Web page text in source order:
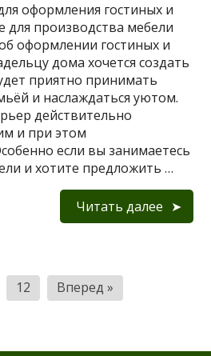
оформления гостиных и
для производства мебели
оформлении гостиных и
дома хочется создать
приятно принимать
и наслаждаться уютом.
действительно
и при этом
если вы занимаетесь
и хотите предложить …
Читать далее
12 Вперед »